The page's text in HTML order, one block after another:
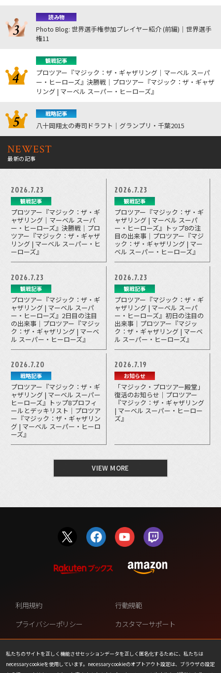
読み物
Photo Blog: 世界選手権参加プレイヤー紹介 (前編)｜世界選手
権11
観戦記事
プロツアー『マジック：ザ・ギャザリング｜マーベル スーパ
ー・ヒーローズ』決勝戦｜プロツアー『マジック：ザ・ギャザ
リング | マーベル スーパー・ヒーローズ』
戦略記事
八十岡翔太の寿司ドラフト｜グランプリ・千葉2015
NEWEST
最新の記事
2026.7.23
観戦記事
プロツアー『マジック：ザ・ギ
ャザリング｜マーベル スーパ
ー・ヒーローズ』決勝戦｜プロ
ツアー『マジック：ザ・ギャザ
リング | マーベル スーパー・ヒ
ーローズ』
2026.7.23
観戦記事
プロツアー『マジック：ザ・ギ
ャザリング | マーベル スーパ
ー・ヒーローズ』トップ8の注
目の出来事｜プロツアー『マジ
ック：ザ・ギャザリング | マー
ベル スーパー・ヒーローズ』
2026.7.23
観戦記事
プロツアー『マジック：ザ・ギ
ャザリング | マーベル スーパ
ー・ヒーローズ』2日目の注目
の出来事｜プロツアー『マジッ
ク：ザ・ギャザリング | マーベ
ル スーパー・ヒーローズ』
2026.7.23
観戦記事
プロツアー『マジック：ザ・ギ
ャザリング | マーベル スーパ
ー・ヒーローズ』初日の注目の
出来事｜プロツアー『マジッ
ク：ザ・ギャザリング | マーベ
ル スーパー・ヒーローズ』
2026.7.20
戦略記事
プロツアー『マジック：ザ・ギ
ャザリング | マーベル スーパー
ヒーローズ』トップ8プロフィ
ールとデッキリスト｜プロツア
ー『マジック：ザ・ギャザリン
グ | マーベル スーパー・ヒーロ
ーズ』
2026.7.19
お知らせ
「マジック・プロツアー殿堂」
復活のお知らせ｜プロツアー
『マジック：ザ・ギャザリング
| マーベル スーパー・ヒーロー
ズ』
VIEW MORE
私たちのサイトを正しく機能させセッションデータを正しく匿名化するために、私たちは
necessary cookieを使用しています。necessary cookieのオプトアウト設定は、ブラウザの設定
利用規約
行動規範
プライバシーポリシー
カスタマーサポート
ファンコンテンツ・ポリシー
個人情報の販売や共有を許可し
ない
COOKIE
プレスリリース